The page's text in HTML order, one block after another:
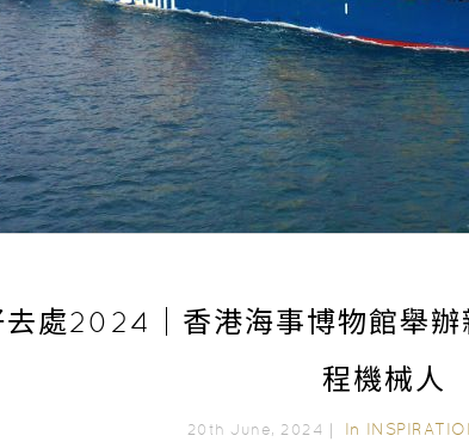
去處2024｜香港海事博物館舉
程機械人
20th June, 2024｜ In